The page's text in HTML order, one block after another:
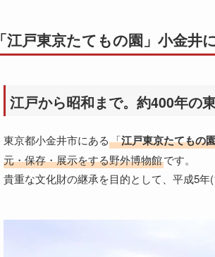
「江戸東京たてもの園」小金
江戸から昭和まで。約400年の
東京都小金井市にある「江戸東京たてもの
元・保存・展示をする野外博物館です。
貴重な文化財の継承を目的として、平成5